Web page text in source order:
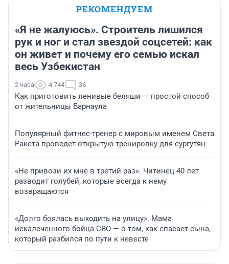
РЕКОМЕНДУЕМ
«Я не жалуюсь». Строитель лишился
рук и ног и стал звездой соцсетей: как
он живет и почему его семью искал
весь Узбекистан
2 часа 4 744 36
Как приготовить ленивые беляши — простой способ
от жительницы Барнаула
Популярный фитнес-тренер с мировым именем Света
Ракета проведет открытую тренировку для сургутян
«Не привози их мне в третий раз». Читинец 40 лет
разводит голубей, которые всегда к нему
возвращаются
«Долго боялась выходить на улицу». Мама
искалеченного бойца СВО — о том, как спасает сына,
который разбился по пути к невесте